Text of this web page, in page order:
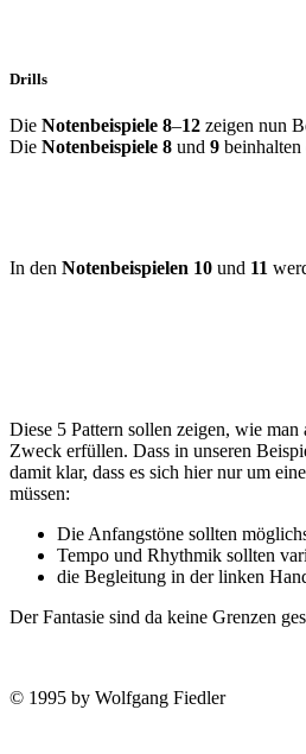
Drills
Die Notenbeispiele 8–12 zeigen nun
Die No­tenbeispiele 8 und 9
In den Notenbeispielen 10 und 11
Diese 5 Pattern sollen zeigen, wie
Zweck erfüllen. Dass in unseren
damit klar, dass es sich hier nur um
müssen:
Die Anfangstöne sollten
Tempo und Rhythmik sollten
die Begleitung in der linken
Der Fantasie sind da keine Grenzen
© 1995 by Wolfgang Fiedler